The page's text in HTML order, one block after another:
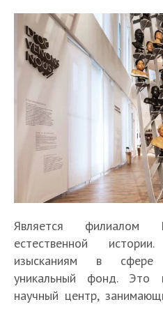
Является филиалом
естественной
изысканиям в сфере
уникальный фонд. Это
научный центр,